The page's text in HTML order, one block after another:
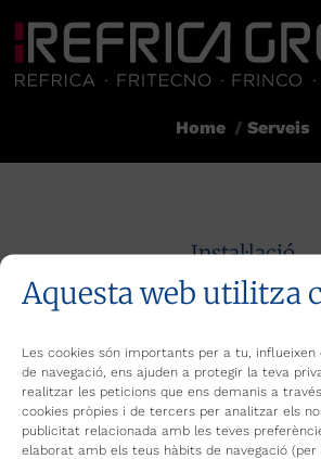
Aquesta web utilitza
Les cookies són importants per a tu, influeixen
de navegació, ens ajuden a protegir la teva
realitzar les peticions que ens demanis a
cookies pròpies i de tercers per analitzar els
publicitat relacionada amb les teves
elaborat amb els teus hàbits de navegació (per
You are here:
Home Serveis
Instal·lació
Enginyeria
SAT servei
Manteniment
Servei 24 hores